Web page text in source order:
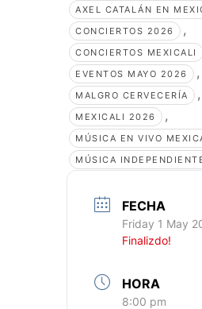
AXEL CATALÁN EN
CONCIERTOS 2026 ,
CONCIERTOS MEXICALI
EVENTOS MAYO 2026 ,
MALGRO CERVECERÍA ,
MEXICALI 2026 ,
MÚSICA EN VIVO
MÚSICA
FECHA
Friday 1 May
Finalizdo!
HORA
8:00 pm